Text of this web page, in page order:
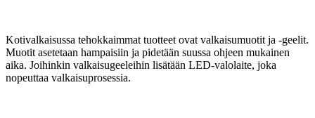
Kotivalkaisussa tehokkaimmat tuotteet ovat valkaisumuotit ja -geelit.
Muotit asetetaan hampaisiin ja pidetään suussa ohjeen mukainen
aika. Joihinkin valkaisugeeleihin lisätään LED-valolaite, joka
nopeuttaa valkaisuprosessia.